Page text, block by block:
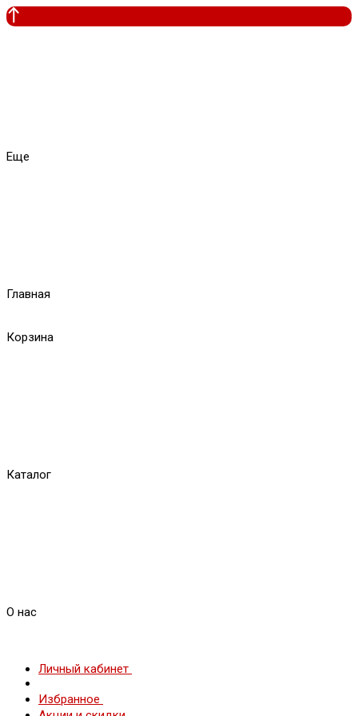
Еще
Главная
Корзина
Каталог
О нас
Личный кабинет
Избранное